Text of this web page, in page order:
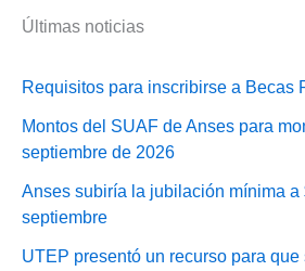
Últimas noticias
Requisitos para inscribirse a Becas
Montos del SUAF de Anses para
septiembre de 2026
Anses subiría la jubilación mínima a
septiembre
UTEP presentó un recurso para